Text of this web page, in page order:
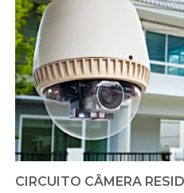
CIRCUITO CÂMERA